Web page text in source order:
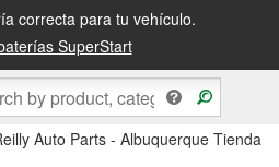
correcta para tu vehículo.
SuperStart
siguiente o recógela en la tienda
Auto Parts - Albuquerque Tienda